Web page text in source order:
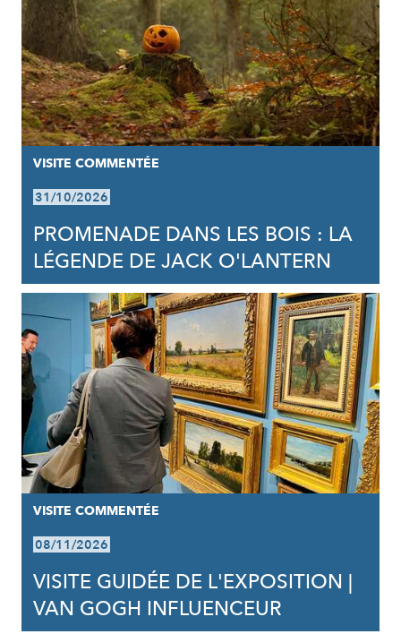
VISITE COMMENTÉE
31/10/2026
PROMENADE DANS LES BOIS : LA
LÉGENDE DE JACK O'LANTERN
VISITE COMMENTÉE
08/11/2026
VISITE GUIDÉE DE L'EXPOSITION |
VAN GOGH INFLUENCEUR